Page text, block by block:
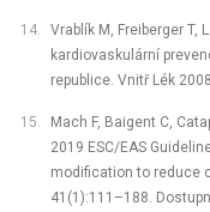
Vrablík M, Freiberger T,
kardiovaskulární
republice. Vnitř Lék
Mach F, Baigent C,
2019 ESC/EAS
modification to reduce
41(1):111–188.